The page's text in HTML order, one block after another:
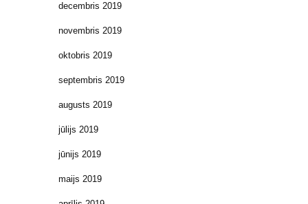
decembris 2019
novembris 2019
oktobris 2019
septembris 2019
augusts 2019
jūlijs 2019
jūnijs 2019
maijs 2019